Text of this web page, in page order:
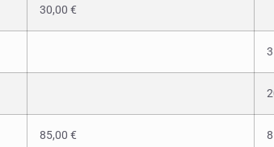
30,00 €
85,00 €